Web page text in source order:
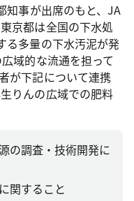
知事が出席のもと、JA
京都は全国の下水処
る多量の下水汚泥が発
域的な流通を担って
が下記について連携
りんの広域での肥料
の調査・技術開発に
関すること